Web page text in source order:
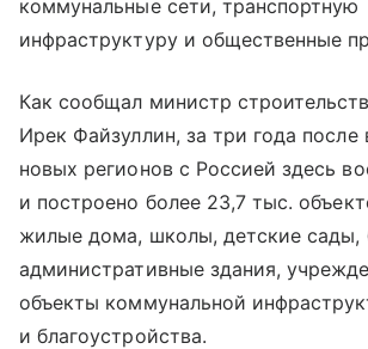
коммунальные сети, транспортную
инфраструктуру и общественные
Как сообщал министр
Ирек Файзуллин, за три года после
новых регионов с Россией здесь
и построено более 23,7 тыс.
жилые дома, школы, детские сады,
административные здания,
объекты коммунальной
и благоустройства.